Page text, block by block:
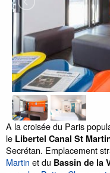
A la croisée du Paris
le Libertel Canal St
Secrétan. Emplacement
Martin et du Bassin de la